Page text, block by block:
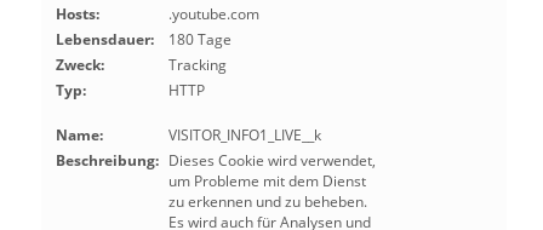
Hosts:
.youtube.com
Lebensdauer:
180 Tage
Zweck:
Tracking
Typ:
HTTP
Name:
VISITOR_INFO1_LIVE__k
Beschreibung: Dieses Cookie wird verwendet,
um Probleme mit dem Dienst
zu erkennen und zu beheben.
Es wird auch für Analysen und